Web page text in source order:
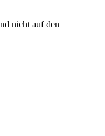
nicht auf den